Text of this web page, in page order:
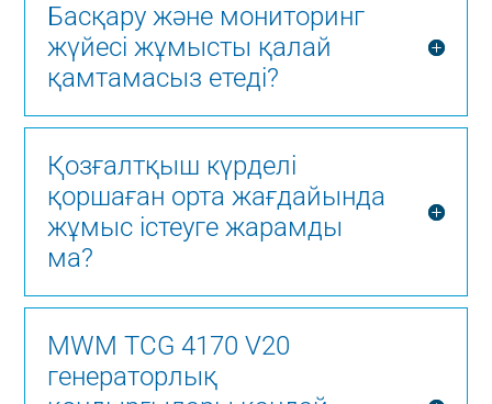
Басқару және мониторинг
жүйесі жұмысты қалай
қамтамасыз етеді?
Қозғалтқыш күрделі
қоршаған орта жағдайында
жұмыс істеуге жарамды
ма?
MWM TCG 4170 V20
генераторлық